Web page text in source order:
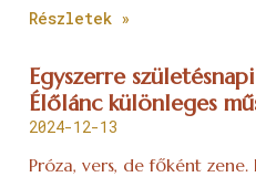
Részletek »
Egyszerre
Élőlánc különleges
2024-12-13
Próza, vers, de főként